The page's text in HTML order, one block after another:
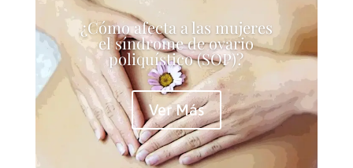
¿Cómo afecta a las mujeres
el síndrome de ovario
poliquístico (SOP)?
Ver Más